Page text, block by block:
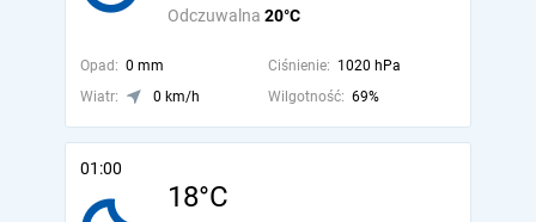
Odczuwalna 20°C
Opad: 0 mm Ciśnienie: 1020 hPa
Wiatr:
0 km/h Wilgotność: 69%
01:00
18°C